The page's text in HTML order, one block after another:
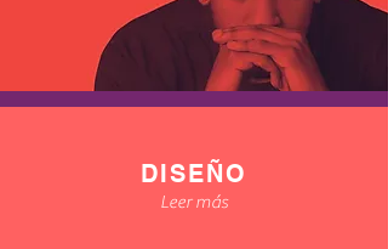
DISEÑO
Leer más